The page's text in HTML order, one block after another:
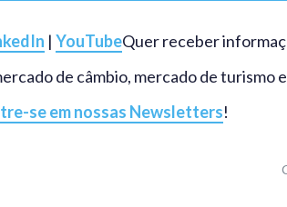
| YouTubeQuer receber
de câmbio, mercado de turismo
se em nossas Newsletters!